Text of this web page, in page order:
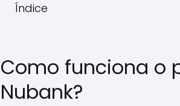
Índice
Como funciona o
Nubank?